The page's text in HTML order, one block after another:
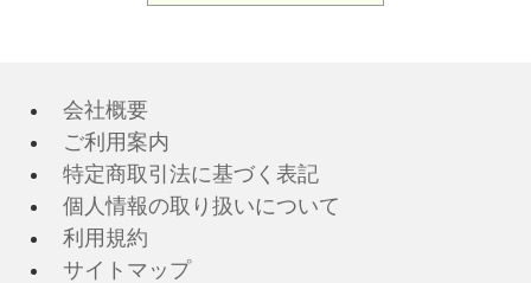
会社概要
ご利用案内
特定商取引法に基づく表記
個人情報の取り扱いについて
利用規約
サイトマップ